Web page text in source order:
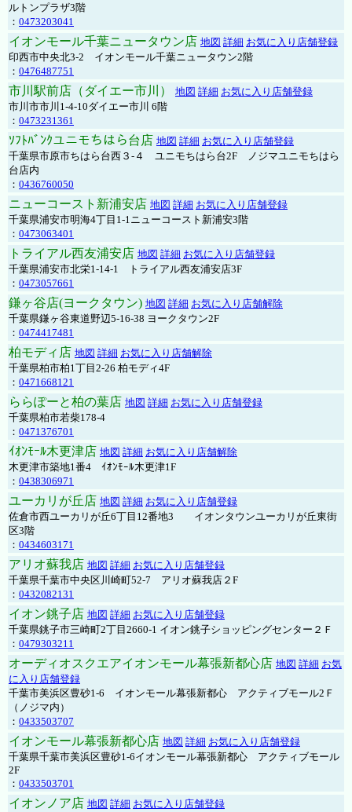
ルトンプラザ3階
： 0473203041
イオンモール千葉ニュータウン店 地図 詳細 お気に入り店舗登録
印西市中央北3-2 イオンモール千葉ニュータウン2階
： 0476487751
市川駅前店（ダイエー市川） 地図 詳細 お気に入り店舗登録
市川市市川1-4-10ダイエー市川 6階
： 0473231361
ｿﾌﾄﾊﾞﾝｸユニモちはら台店 地図 詳細 お気に入り店舗登録
千葉県市原市ちはら台西３-４ ユニモちはら台2F ノジマユニモちはら
台店内
： 0436760050
ニューコースト新浦安店 地図 詳細 お気に入り店舗登録
千葉県浦安市明海4丁目1-1ニューコースト新浦安3階
： 0473063401
トライアル西友浦安店 地図 詳細 お気に入り店舗登録
千葉県浦安市北栄1-14-1 トライアル西友浦安店3F
： 0473057661
鎌ヶ谷店(ヨークタウン) 地図 詳細 お気に入り店舗解除
千葉県鎌ヶ谷東道野辺5-16-38 ヨークタウン2F
： 0474417481
柏モディ店 地図 詳細 お気に入り店舗解除
千葉県柏市柏1丁目2-26 柏モディ4F
： 0471668121
ららぽーと柏の葉店 地図 詳細 お気に入り店舗登録
千葉県柏市若柴178-4
： 0471376701
ｲｵﾝﾓｰﾙ木更津店 地図 詳細 お気に入り店舗解除
木更津市築地1番4 ｲｵﾝﾓｰﾙ木更津1F
： 0438306971
ユーカリが丘店 地図 詳細 お気に入り店舗登録
佐倉市西ユーカリが丘6丁目12番地3 イオンタウンユーカリが丘東街
区3階
： 0434603171
アリオ蘇我店 地図 詳細 お気に入り店舗登録
千葉県千葉市中央区川崎町52-7 アリオ蘇我店２F
： 0432082131
イオン銚子店 地図 詳細 お気に入り店舗登録
千葉県銚子市三崎町2丁目2660-1 イオン銚子ショッピングセンター２Ｆ
： 0479303211
オーディオスクエアイオンモール幕張新都心店 地図 詳細 お気
に入り店舗登録
千葉市美浜区豊砂1-6 イオンモール幕張新都心 アクティブモール2Ｆ
（ノジマ内）
： 0433503707
イオンモール幕張新都心店 地図 詳細 お気に入り店舗登録
千葉県千葉市美浜区豊砂1-6イオンモール幕張新都心 アクティブモール
2F
： 0433503701
イオンノア店 地図 詳細 お気に入り店舗登録